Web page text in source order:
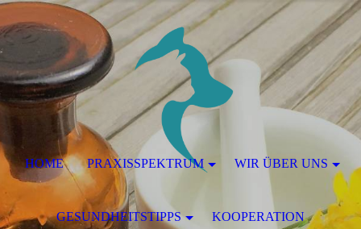
HOME PRAXISSPEKTRUM WIR ÜBER UNS
GESUNDHEITSTIPPS KOOPERATION